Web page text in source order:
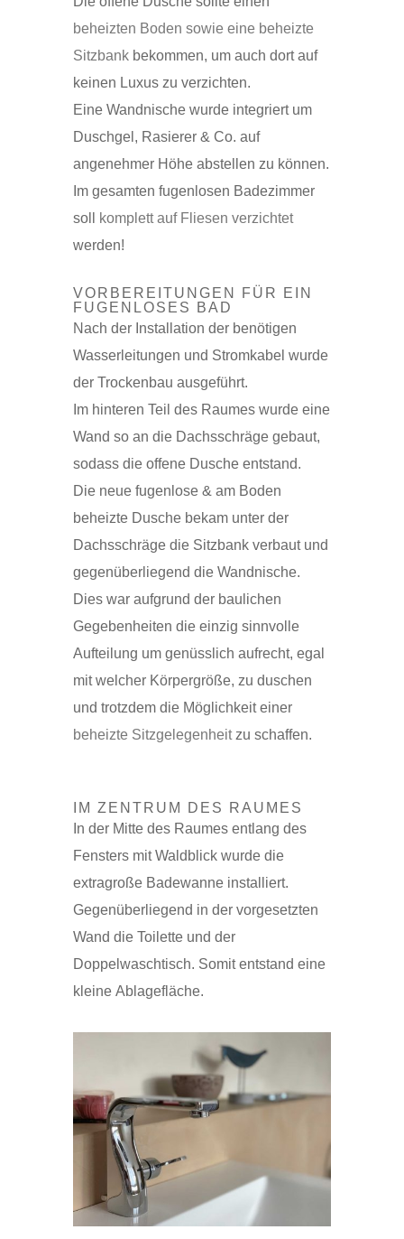
beheizten Boden sowie eine beheizte
Sitzbankbekommen, um auch dort auf
keinen Luxus zu verzichten.
Eine Wandnische wurde integriert um
Duschgel, Rasierer & Co. auf
angenehmer Höhe abstellen zu können.
Im gesamten fugenlosen Badezimmer
soll
komplett auf Fliesen verzichtet
werden!
VORBEREITUNGEN FÜR EIN
FUGENLOSES BAD
Nach der Installation der benötigen
Wasserleitungen und Stromkabel wurde
der Trockenbau ausgeführt.
Im hinteren Teil des Raumes wurde eine
Wand so an die Dachsschräge gebaut,
sodass die offene Dusche entstand.
Die neue fugenlose & am Boden
beheizte Dusche bekam unter der
Dachsschräge die Sitzbank verbaut und
gegenüberliegend die Wandnische.
Dies war aufgrund der baulichen
Gegebenheiten die einzig sinnvolle
Aufteilung um genüsslich aufrecht, egal
mit welcher Körpergröße, zu duschen
und trotzdem die Möglichkeit einer
beheizte Sitzgelegenheitzu schaffen.
IM ZENTRUM DES RAUMES
In der Mitte des Raumes entlang des
Fensters mit Waldblick wurde die
extragroße Badewanne installiert.
Gegenüberliegend in der vorgesetzten
Wand die Toilette und der
Doppelwaschtisch. Somit entstand eine
kleine Ablagefläche.